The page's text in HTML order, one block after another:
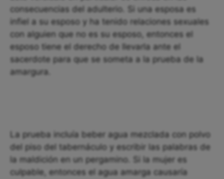
consecuencias del adulterio. Si una esposa es
infiel a su esposo y ha tenido relaciones sexuales
con alguien que no es su esposo, entonces el
esposo tiene el derecho de llevarla ante el
sacerdote para que se someta a la prueba de la
amargura.
La prueba incluía beber agua mezclada con polvo
del piso del tabernáculo y escribir las palabras de
la maldición en un pergamino. Si la mujer es
culpable, entonces el agua amarga causaría